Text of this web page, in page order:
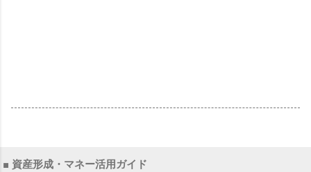
■ 資産形成・マネー活用ガイド